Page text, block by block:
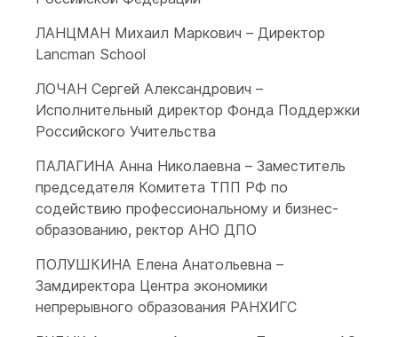
ЛАНЦМАН Михаил Маркович – Директор
Lancman School
ЛОЧАН Сергей Александрович –
Исполнительный директор Фонда Поддержки
Российского Учительства
ПАЛАГИНА Анна Николаевна – Заместитель
председателя Комитета ТПП РФ по
содействию профессиональному и бизнес-
образованию, ректор АНО ДПО
ПОЛУШКИНА Елена Анатольевна –
Замдиректора Центра экономики
непрерывного образования РАНХИГС